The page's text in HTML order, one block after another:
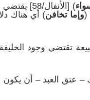
)
(وإما تخافن) أي هناك
تقتضي وجود
العبد – أن يكون